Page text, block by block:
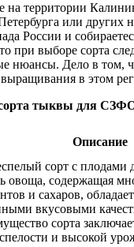
на территории
или других
России и
при выборе сорта
нюансы. Дело в том,
в этом
тыквы для
Описание
сорт с плодами
овоща, содержащая
и сахаров,
вкусовыми
сорта
и высокой